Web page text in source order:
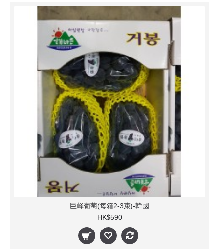
巨峄葡萄(每箱2-3束)-韓國
HK$590